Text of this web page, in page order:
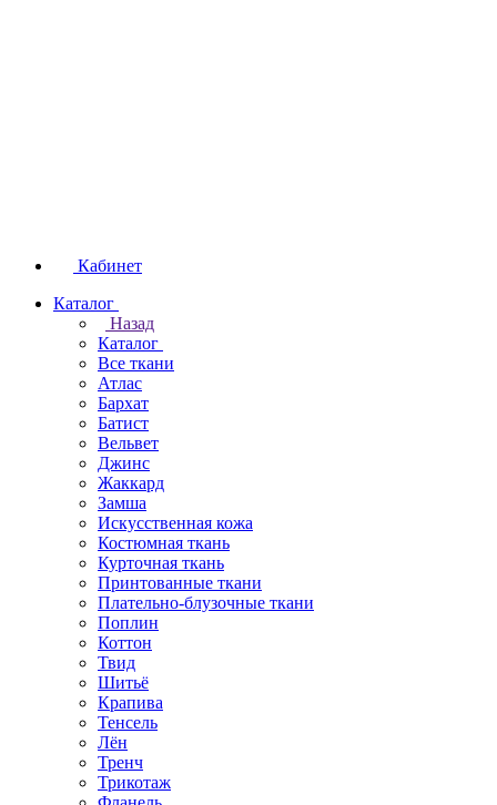
Кабинет
Каталог
Назад
Каталог
Все ткани
Атлас
Бархат
Батист
Вельвет
Джинс
Жаккард
Замша
Искусственная кожа
Костюмная ткань
Курточная ткань
Принтованные ткани
Плательно-блузочные ткани
Поплин
Коттон
Твид
Шитьё
Крапива
Тенсель
Лён
Тренч
Трикотаж